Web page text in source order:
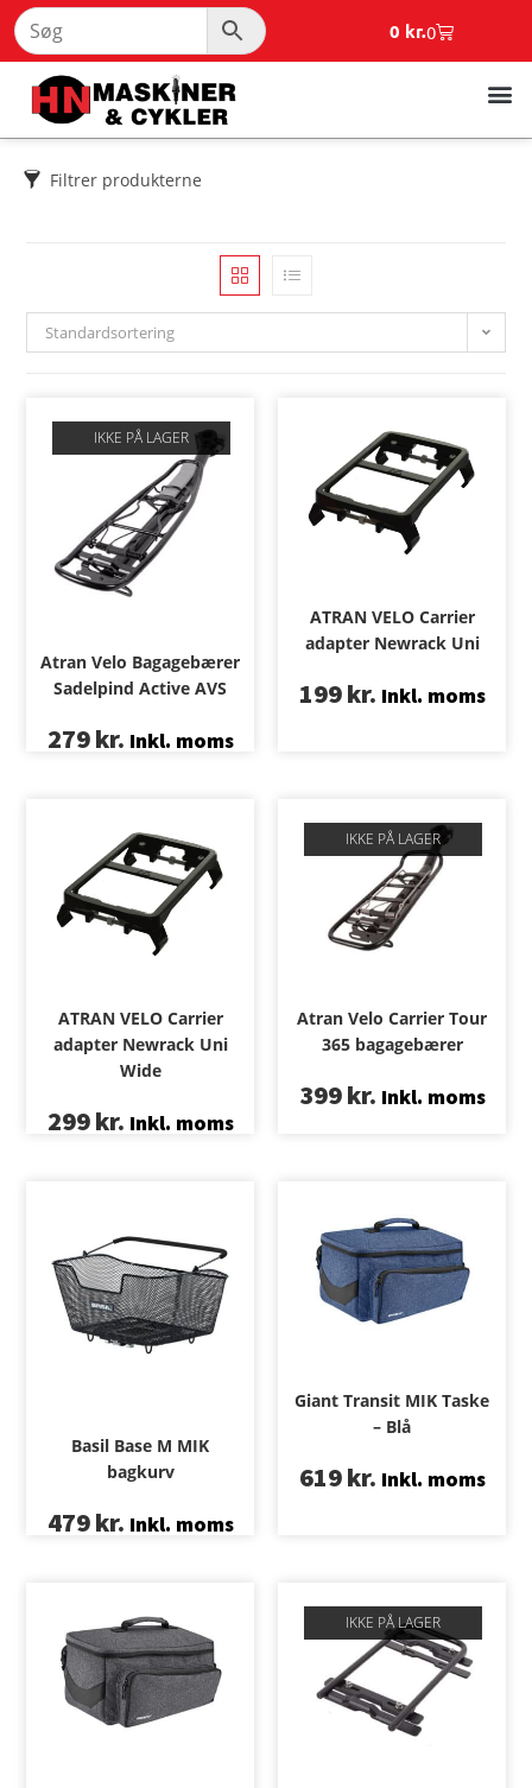
0 kr.0
Filtrer produkterne
Standardsortering
IKKE PÅ LAGER
Atran Velo Bagagebærer
Sadelpind Active AVS
279kr. Inkl. moms
ATRAN VELO Carrier
adapter Newrack Uni
199kr. Inkl. moms
ATRAN VELO Carrier
adapter Newrack Uni
Wide
299kr. Inkl. moms
IKKE PÅ LAGER
Atran Velo Carrier Tour
365 bagagebærer
399kr. Inkl. moms
Basil Base M MIK
bagkurv
479kr. Inkl. moms
Giant Transit MIK Taske
– Blå
619kr. Inkl. moms
IKKE PÅ LAGER